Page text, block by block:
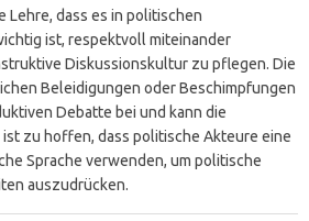
Lehre, dass es in politischen
ist, respektvoll miteinander
Diskussionskultur zu pflegen. Die
Beleidigungen oder Beschimpfungen
Debatte bei und kann die
zu hoffen, dass politische Akteure eine
Sprache verwenden, um politische
auszudrücken.